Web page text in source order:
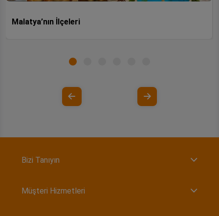
Malatya’nın İlçeleri
Bizi Tanıyın
Müşteri Hizmetleri